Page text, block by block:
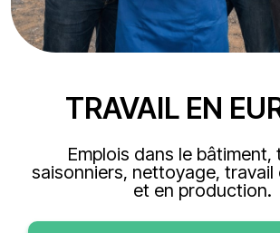
TRAVAIL EN
Emplois dans le bâtiment,
saisonniers, nettoyage,
et en production.